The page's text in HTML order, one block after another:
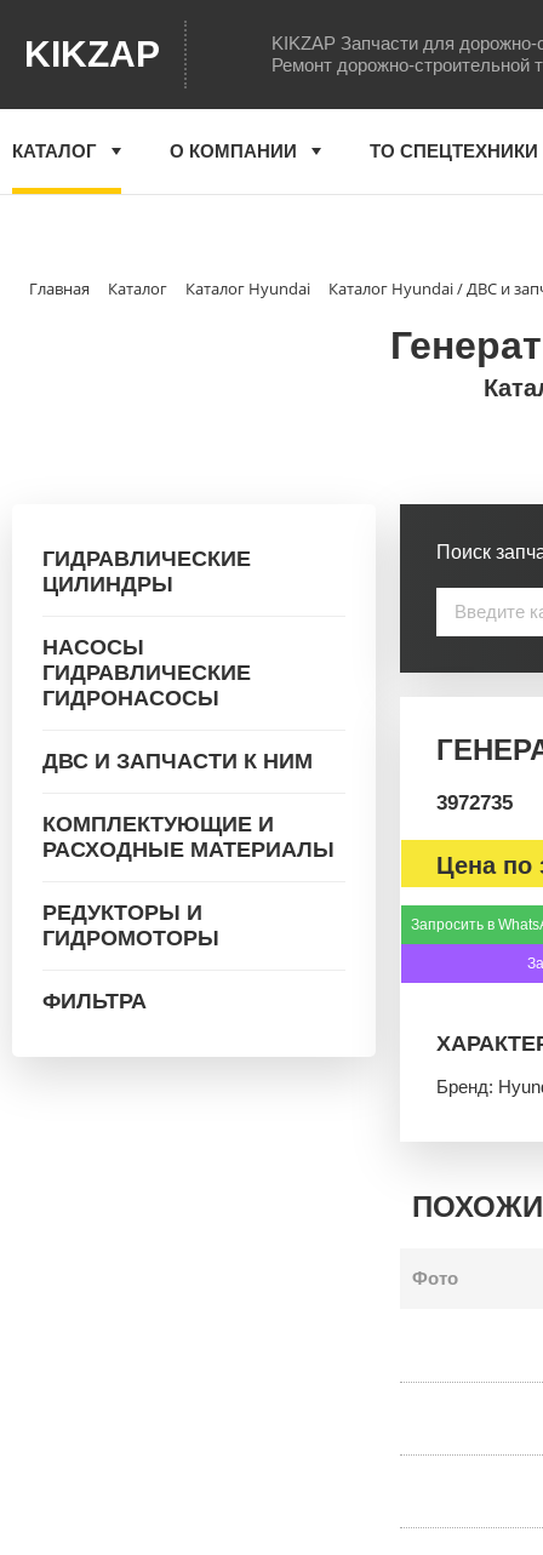
KIKZAP
KIKZAP Запчасти для дорожно-
Ремонт дорожно-строительной
КАТАЛОГ О КОМПАНИИ ТО СПЕЦТЕХНИКИ
Главная Каталог Каталог Hyundai Каталог Hyundai / ДВС и
ГИДРАВЛИЧЕСКИЕ
ЦИЛИНДРЫ
НАСОСЫ
ГИДРАВЛИЧЕСКИЕ
ГИДРОНАСОСЫ
ДВС И ЗАПЧАСТИ К НИМ
КОМПЛЕКТУЮЩИЕ И
РАСХОДНЫЕ МАТЕРИАЛЫ
РЕДУКТОРЫ И
ГИДРОМОТОРЫ
ФИЛЬТРА
Поиск
3972735
Цена по
Запросить в
Бренд:
Фото